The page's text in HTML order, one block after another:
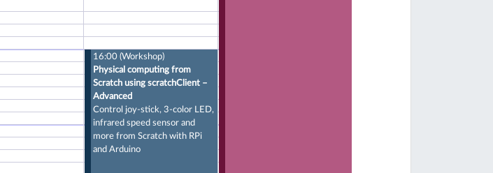
16:00 (Workshop)
Physical computing from
Scratch using scratchClient –
Advanced
Control joy-stick, 3-color LED,
infrared speed sensor and
more from Scratch with RPi
and Arduino